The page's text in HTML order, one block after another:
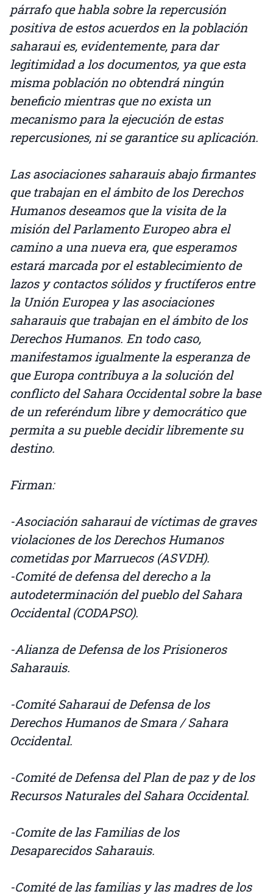
párrafo que habla sobre la repercusión
positiva de estos acuerdos en la población
saharaui es, evidentemente, para dar
legitimidad a los documentos, ya que esta
misma población no obtendrá ningún
beneficio mientras que no exista un
mecanismo para la ejecución de estas
repercusiones, ni se garantice su aplicación.
Las asociaciones saharauis abajo firmantes
que trabajan en el ámbito de los Derechos
Humanos deseamos que la visita de la
misión del Parlamento Europeo abra el
camino a una nueva era, que esperamos
estará marcada por el establecimiento de
lazos y contactos sólidos y fructíferos entre
la Unión Europea y las asociaciones
saharauis que trabajan en el ámbito de los
Derechos Humanos. En todo caso,
manifestamos igualmente la esperanza de
que Europa contribuya a la solución del
conflicto del Sahara Occidental sobre la base
de un referéndum libre y democrático que
permita a su pueble decidir libremente su
destino.
Firman:
-Asociación saharaui de víctimas de graves
violaciones de los Derechos Humanos
cometidas por Marruecos (ASVDH).
-Comité de defensa del derecho a la
autodeterminación del pueblo del Sahara
Occidental (CODAPSO).
-Alianza de Defensa de los Prisioneros
Saharauis.
-Comité Saharaui de Defensa de los
Derechos Humanos de Smara / Sahara
Occidental.
-Comité de Defensa del Plan de paz y de los
Recursos Naturales del Sahara Occidental.
-Comite de las Familias de los
Desaparecidos Saharauis.
-Comité de las familias y las madres de los